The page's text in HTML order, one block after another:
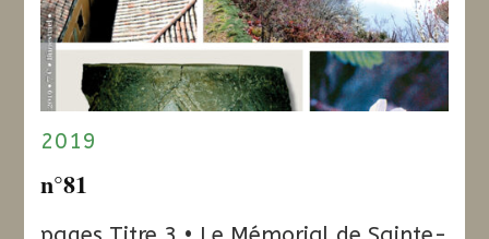
2019
n°81